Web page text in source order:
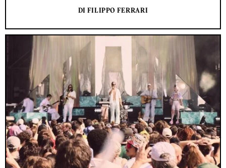
DI FILIPPO FERRARI